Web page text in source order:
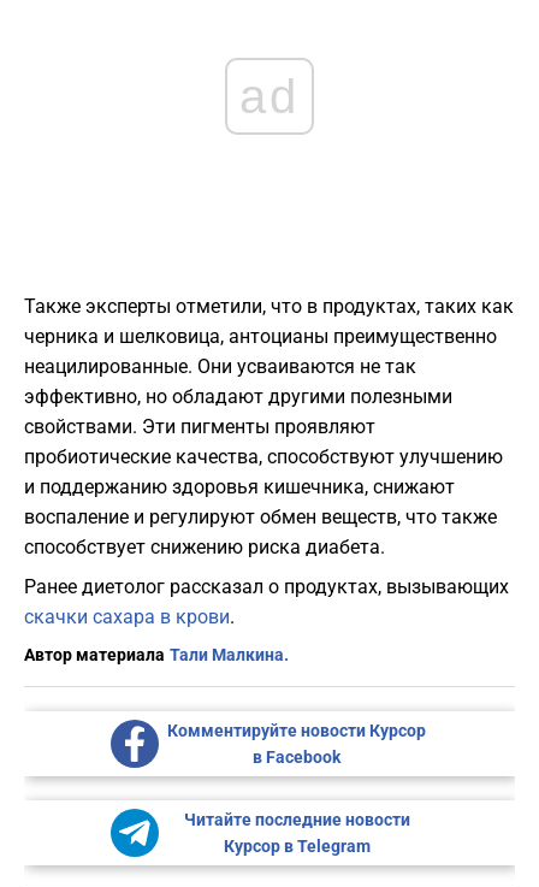
ad
Также эксперты отметили, что в продуктах, таких как
черника и шелковица, антоцианы преимущественно
неацилированные. Они усваиваются не так
эффективно, но обладают другими полезными
свойствами. Эти пигменты проявляют
пробиотические качества, способствуют улучшению
и поддержанию здоровья кишечника, снижают
воспаление и регулируют обмен веществ, что также
способствует снижению риска диабета.
Ранее диетолог рассказал о продуктах, вызывающих
скачки сахара в крови.
Автор материала Тали Малкина.
Комментируйте новости Курсор
в Facebook
Читайте последние новости
Курсор в Telegram